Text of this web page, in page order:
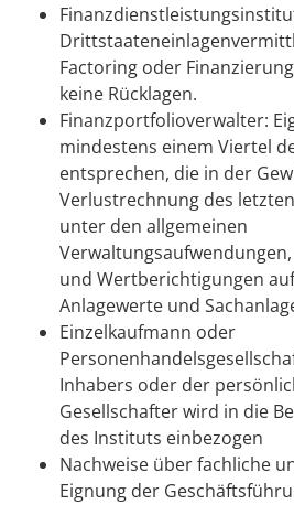
Factoring oder
keine Rücklagen.
Finanzportfolioverwalter:
mindestens einem Viertel
entsprechen, die in der
Verlustrechnung des
unter den allgemeinen
und Wertberichtigungen
Anlagewerte und
Einzelkaufmann oder
Inhabers oder der
Gesellschafter wird in die
des Instituts einbezogen
Nachweise über fachliche
Eignung der